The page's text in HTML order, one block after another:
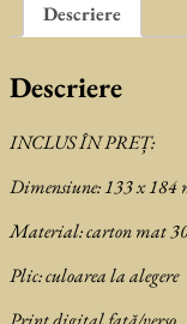
Descriere
Descriere
INCLUS ÎN PREȚ:
Dimensiune: 133 x 184
Material: carton mat
Plic: culoarea la alegere